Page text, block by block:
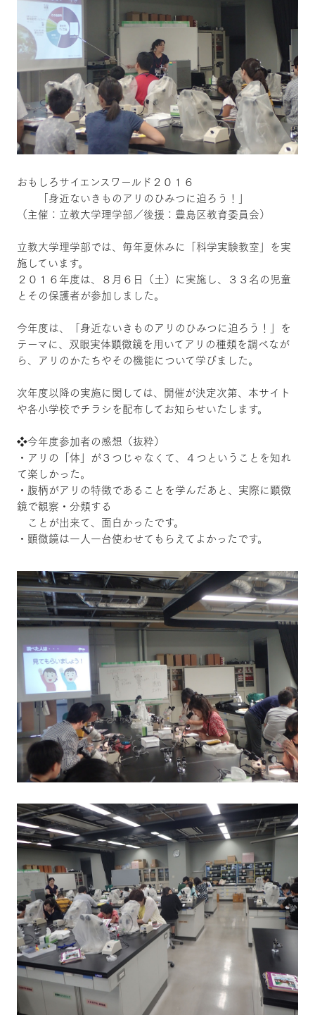
おもしろサイエンスワールド２０１６
「身近ないきものアリのひみつに迫ろう！」
（主催：立教大学理学部／後援：豊島区教育委員会）
立教大学理学部では、毎年夏休みに「科学実験教室」を実
施しています。
２０１６年度は、８月６日（土）に実施し、３３名の児童
とその保護者が参加しました。
今年度は、「身近ないきものアリのひみつに迫ろう！」を
テーマに、双眼実体顕微鏡を用いてアリの種類を調べなが
ら、アリのかたちやその機能について学びました。
次年度以降の実施に関しては、開催が決定次第、本サイト
や各小学校でチラシを配布してお知らせいたします。
❖今年度参加者の感想（抜粋）
・アリの「体」が３つじゃなくて、４つということを知れ
て楽しかった。
・腹柄がアリの特徴であることを学んだあと、実際に顕微
鏡で観察・分類する
ことが出来て、面白かったです。
・顕微鏡は一人一台使わせてもらえてよかったです。